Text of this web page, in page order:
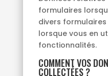
formulaires
divers
lorsque vous en
fonctionnalités.
COMMENT VOS
COLLECTÉES ?